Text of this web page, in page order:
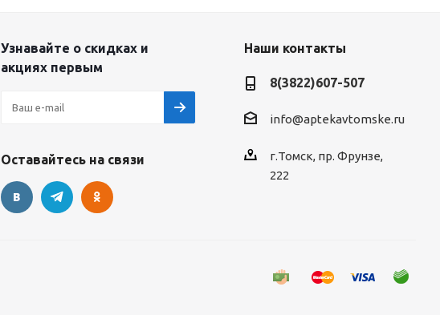
Узнавайте о скидках и
акциях первым
Оставайтесь на связи
Наши контакты
8(3822)607-507
info@aptekavtomske.ru
г.Томск, пр. Фрунзе,
222